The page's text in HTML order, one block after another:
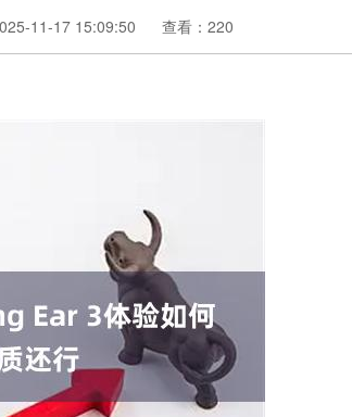
11-17 15:09:50 查看：220